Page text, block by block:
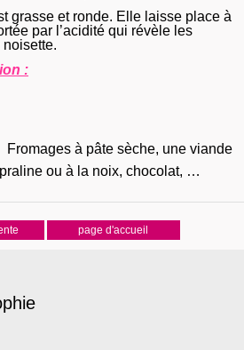
grasse et ronde. Elle laisse place à
par l’acidité qui révèle les
:
Fromages à pâte sèche, une viande
ou à la noix, chocolat, …